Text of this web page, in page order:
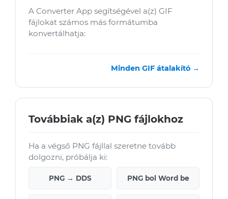
A Converter App segítségével a(z) GIF
fájlokat számos más formátumba
konvertálhatja:
Minden GIF átalakító →
Továbbiak a(z) PNG fájlokhoz
Ha a végső PNG fájllal szeretne tovább
dolgozni, próbálja ki:
PNG → DDS PNG bol Word be